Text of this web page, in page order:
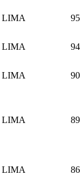
LIMA
LIMA
LIMA
LIMA
LIMA